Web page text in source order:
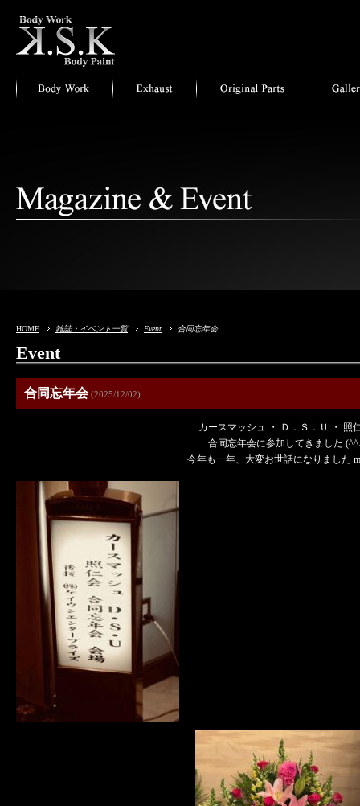
HOME 雑誌・イベント一覧 Event 合同忘年会
Event
合同忘年会(2025/12/02)
カースマッシュ ・ Ｄ．Ｓ．Ｕ ・ 照
合同忘年会に参加してきました
今年も一年、大変お世話になりました